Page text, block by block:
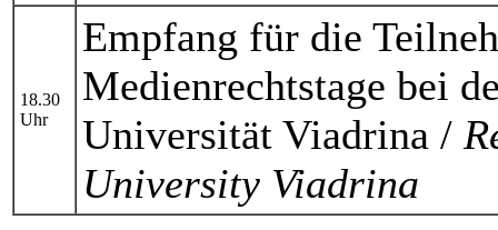
18.30
Uhr
Empfang für die
Medienrechtstage bei
Universität Viadrina /
University Viadrina